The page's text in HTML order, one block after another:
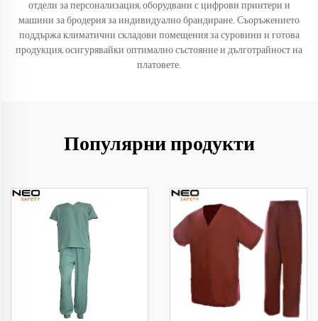
отдели за персонализация, оборудвани с цифрови принтери и
машини за бродерия за индивидуално брандиране. Съоръжението
поддържа климатични складови помещения за суровини и готова
продукция, осигурявайки оптимално състояние и дълготрайност на
платовете.
Популярни продукти